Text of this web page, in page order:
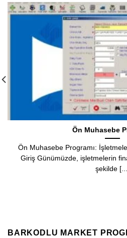
Barkod Programı:
Giriş Modern
BARKODLU MARKET